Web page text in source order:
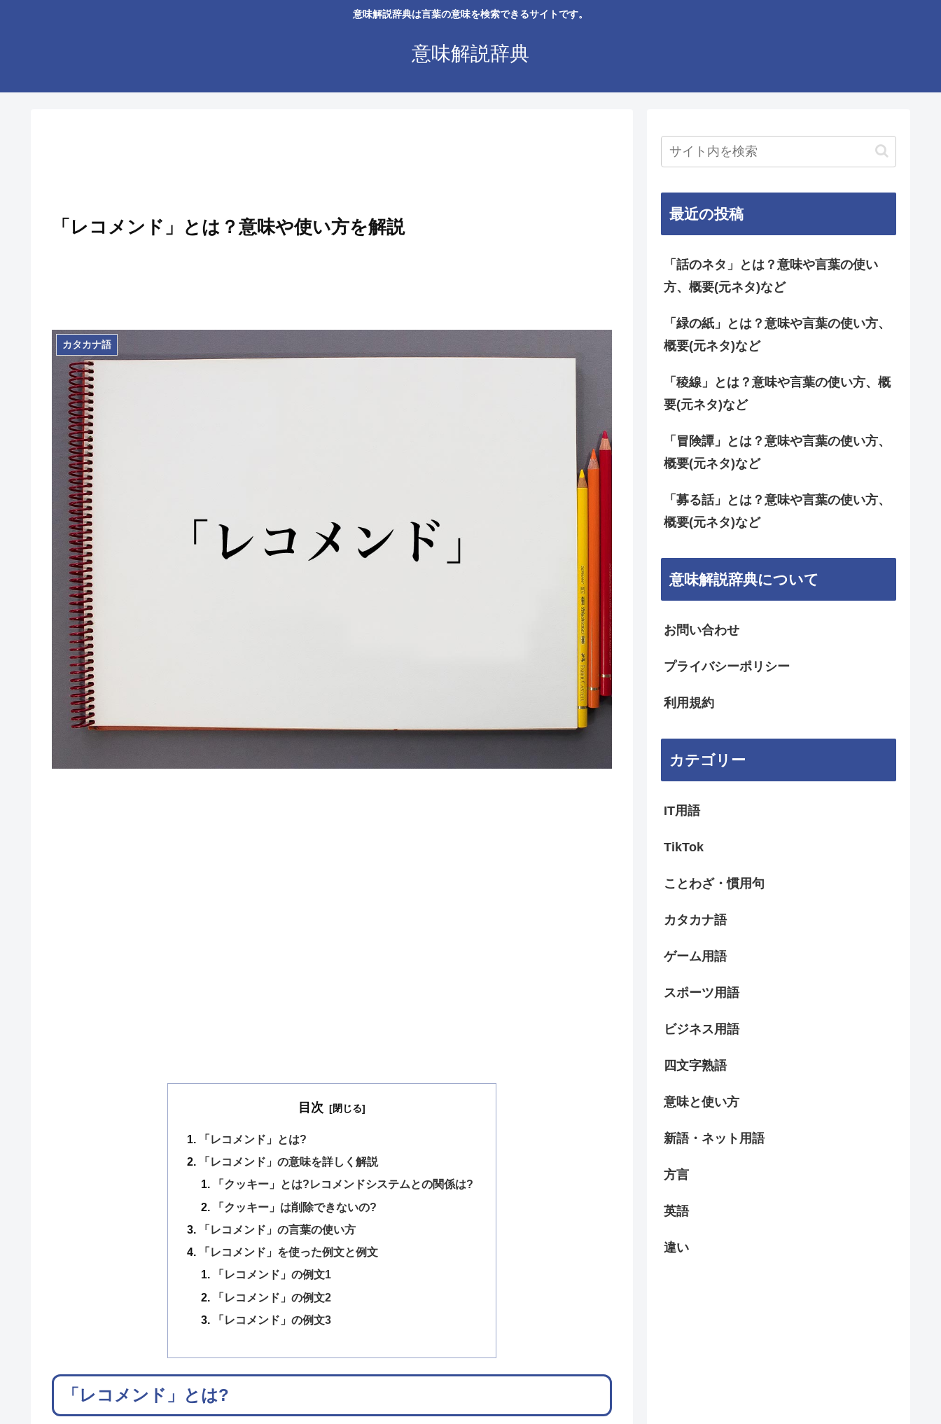
意味解説辞典は言葉の意味を検索できるサイトです。
意味解説辞典
「レコメンド」とは？意味や使い方を解説
カタカナ語
目次
「レコメンド」とは?
「レコメンド」の意味を詳しく解説
「クッキー」とは?レコメンドシステムとの関係は?
「クッキー」は削除できないの?
「レコメンド」の言葉の使い方
「レコメンド」を使った例文と例文
「レコメンド」の例文1
「レコメンド」の例文2
「レコメンド」の例文3
「レコメンド」とは?
最近の投稿
「話のネタ」とは？意味や言葉の使い
方、概要(元ネタ)など
「緑の紙」とは？意味や言葉の使い方、
概要(元ネタ)など
「稜線」とは？意味や言葉の使い方、概
要(元ネタ)など
「冒険譚」とは？意味や言葉の使い方、
概要(元ネタ)など
「募る話」とは？意味や言葉の使い方、
概要(元ネタ)など
意味解説辞典について
お問い合わせ
プライバシーポリシー
利用規約
カテゴリー
IT用語
TikTok
ことわざ・慣用句
カタカナ語
ゲーム用語
スポーツ用語
ビジネス用語
四文字熟語
意味と使い方
新語・ネット用語
方言
英語
違い